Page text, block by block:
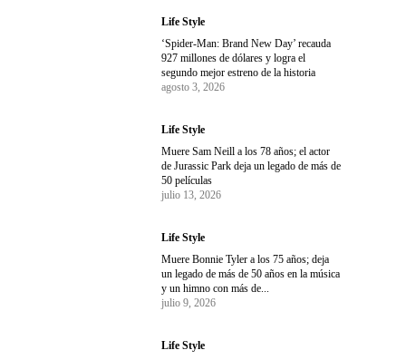
Life Style
‘Spider-Man: Brand New Day’ recauda
927 millones de dólares y logra el
segundo mejor estreno de la historia
agosto 3, 2026
Life Style
Muere Sam Neill a los 78 años; el actor
de Jurassic Park deja un legado de más de
50 películas
julio 13, 2026
Life Style
Muere Bonnie Tyler a los 75 años; deja
un legado de más de 50 años en la música
y un himno con más de...
julio 9, 2026
Life Style